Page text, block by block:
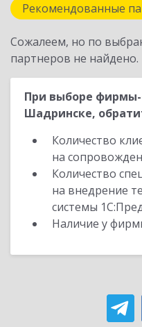
Рекомендованные
Сожалеем, но по
партнеров не найдено.
При выборе
Шадринске,
Количество
на
Количество
на внедрение
системы
Наличие у